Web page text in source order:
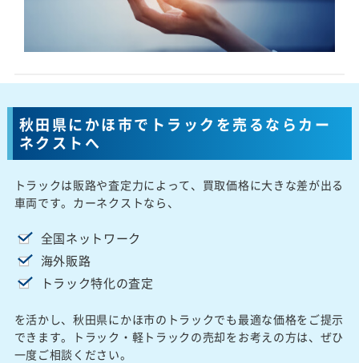
秋田県にかほ市でトラックを売るならカー
ネクストへ
トラックは販路や査定力によって、買取価格に大きな差が出る
車両です。カーネクストなら、
全国ネットワーク
海外販路
トラック特化の査定
を活かし、秋田県にかほ市のトラックでも最適な価格をご提示
できます。トラック・軽トラックの売却をお考えの方は、ぜひ
一度ご相談ください。